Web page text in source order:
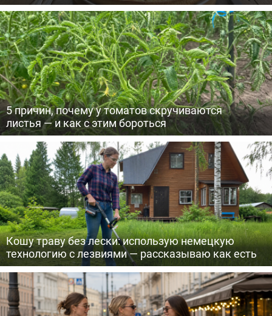
5 причин, почему у томатов скручиваются
листья — и как с этим бороться
Кошу траву без лески: использую немецкую
технологию с лезвиями — рассказываю как есть